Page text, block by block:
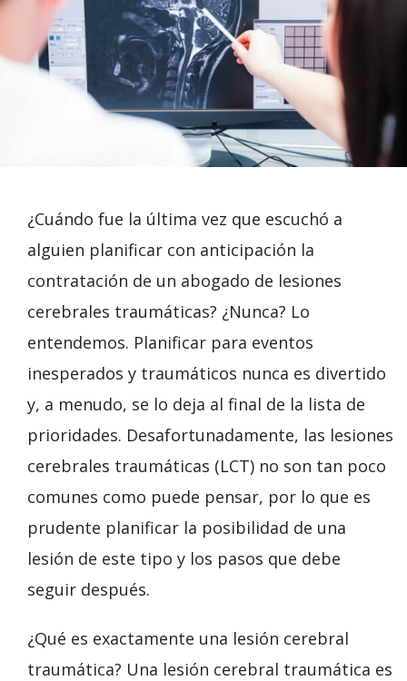
¿Cuándo fue la última vez que escuchó a
alguien planificar con anticipación la
contratación de un abogado de lesiones
cerebrales traumáticas? ¿Nunca? Lo
entendemos. Planificar para eventos
inesperados y traumáticos nunca es divertido
y, a menudo, se lo deja al final de la lista de
prioridades. Desafortunadamente, las lesiones
cerebrales traumáticas (LCT) no son tan poco
comunes como puede pensar, por lo que es
prudente planificar la posibilidad de una
lesión de este tipo y los pasos que debe
seguir después.
¿Qué es exactamente una lesión cerebral
traumática? Una lesión cerebral traumática es